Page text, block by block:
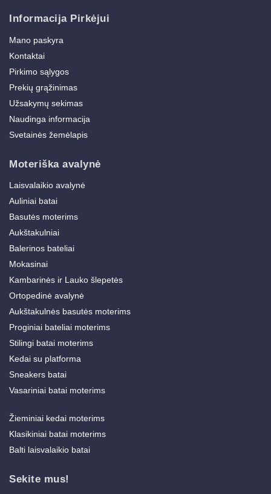
Informacija Pirkėjui
Mano paskyra
Kontaktai
Pirkimo sąlygos
Prekių grąžinimas
Užsakymų sekimas
Naudinga informacija
Svetainės žemėlapis
Moteriška avalynė
Laisvalaikio avalynė
Auliniai batai
Basutės moterims
Aukštakulniai
Balerinos bateliai
Mokasinai
Kambarinės ir Lauko šlepetės
Ortopedinė avalynė
Aukštakulnės basutės moterims
Proginiai bateliai moterims
Stilingi batai moterims
Kedai su platforma
Sneakers batai
Vasariniai batai moterims
Žieminiai kedai moterims
Klasikiniai batai moterims
Balti laisvalaikio batai
Sekite mus!